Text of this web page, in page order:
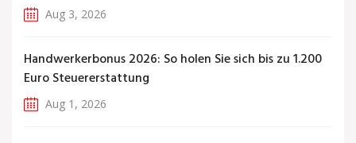
Aug 3, 2026
Handwerkerbonus 2026: So holen Sie sich bis zu 1.200
Euro Steuererstattung
Aug 1, 2026